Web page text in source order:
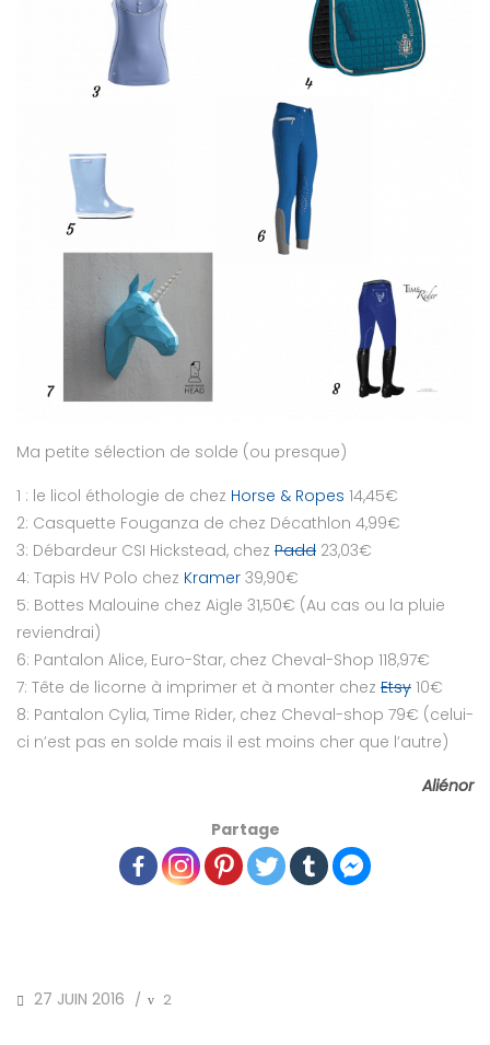
Ma petite sélection de solde (ou presque)
1 : le licol éthologie de chez Horse & Ropes 14,45€
2: Casquette Fouganza de chez Décathlon 4,99€
3: Débardeur CSI Hickstead, chez Padd 23,03€
4: Tapis HV Polo chez Kramer 39,90€
5: Bottes Malouine chez Aigle 31,50€ (Au cas ou la pluie
reviendrai)
6: Pantalon Alice, Euro-Star, chez Cheval-Shop 118,97€
7: Tête de licorne à imprimer et à monter chez Etsy 10€
8: Pantalon Cylia, Time Rider, chez Cheval-shop 79€ (celui-
ci n’est pas en solde mais il est moins cher que l’autre)
Aliénor
Partage
POSTED
27 JUIN 2016 / 2